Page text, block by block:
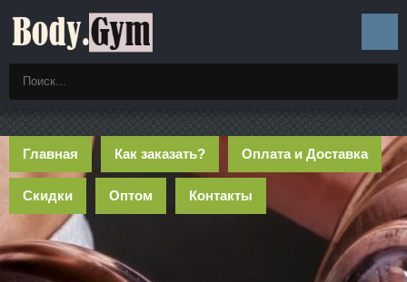
Главная Как заказать? Оплата и Доставка
Скидки Оптом Контакты